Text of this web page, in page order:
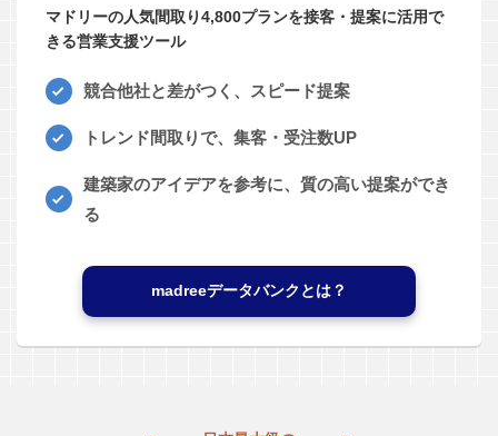
マドリーの人気間取り4,800プランを接客・提案に活用で
きる営業支援ツール
競合他社と差がつく、スピード提案
トレンド間取りで、集客・受注数UP
建築家のアイデアを参考に、質の高い提案ができ
る
madreeデータバンクとは？